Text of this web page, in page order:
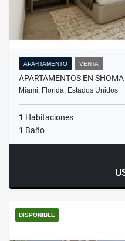
APARTAMENTO VENTA
APARTAMENTOS EN
Miami, Florida, Estados Unidos
1 Habitaciones
1 Baño
DISPONIBLE